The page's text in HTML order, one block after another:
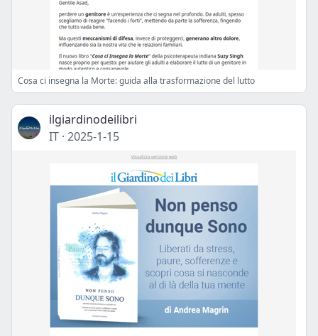
Cosa ci insegna la Morte: guida alla trasformazione del lutto
ilgiardinodeilibri
IT · 2025-1-15